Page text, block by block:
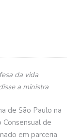
da vida
a ministra
de São Paulo na
de
em parceria